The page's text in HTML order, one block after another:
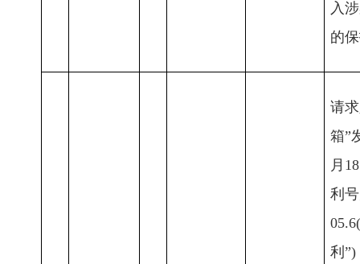
入
的
请
箱”
月
利
利